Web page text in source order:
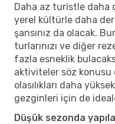
Daha az turistle daha
yerel kültürle daha
şansınız da olacak.
turlarınızı ve diğer
fazla esneklik
aktiviteler söz
olasılıkları daha
gezginleri için de
Düşük sezonda